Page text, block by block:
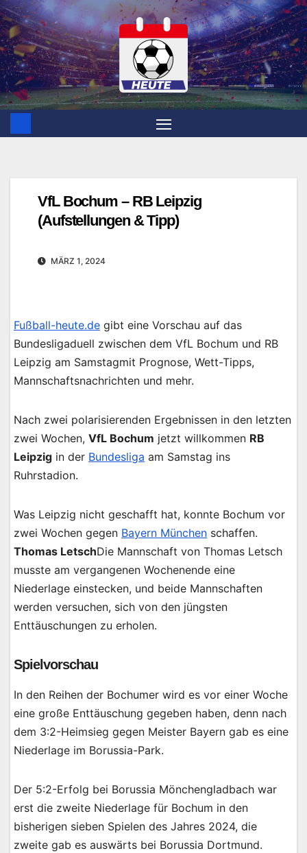
Zum
Inhalt
springen
VfL Bochum – RB Leipzig
(Aufstellungen & Tipp)
MÄRZ 1, 2024
Fußball-heute.de gibt eine Vorschau auf das
Bundesligaduell zwischen dem VfL Bochum und RB
Leipzig am Samstagmit Prognose, Wett-Tipps,
Mannschaftsnachrichten und mehr.
Nach zwei polarisierenden Ergebnissen in den letzten
zwei Wochen, VfL Bochum jetzt willkommen RB
Leipzig in der Bundesliga am Samstag ins
Ruhrstadion.
Was Leipzig nicht geschafft hat, konnte Bochum vor
zwei Wochen gegen Bayern München schaffen.
Thomas LetschDie Mannschaft von Thomas Letsch
musste am vergangenen Wochenende eine
Niederlage einstecken, und beide Mannschaften
werden versuchen, sich von den jüngsten
Enttäuschungen zu erholen.
Spielvorschau
In den Reihen der Bochumer wird es vor einer Woche
eine große Enttäuschung gegeben haben, denn nach
dem 3:2-Heimsieg gegen Meister Bayern gab es eine
Niederlage im Borussia-Park.
Der 5:2-Erfolg bei Borussia Mönchengladbach war
erst die zweite Niederlage für Bochum in den
bisherigen sieben Spielen des Jahres 2024, die
zweite gab es auswärts bei Borussia Dortmund.